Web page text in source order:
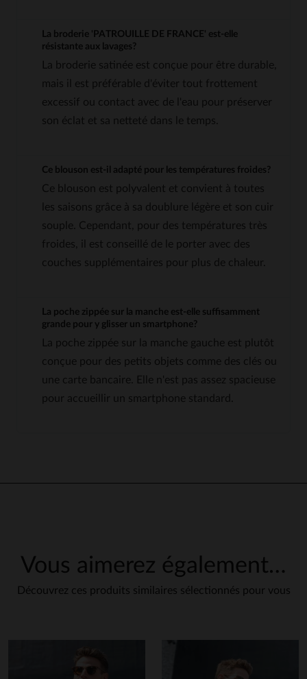
La broderie 'PATROUILLE DE FRANCE' est-elle
résistante aux lavages?
La broderie satinée est conçue pour être durable,
mais il est préférable d'éviter tout frottement
excessif ou contact avec de l'eau pour préserver
son éclat et sa netteté dans le temps.
Ce blouson est-il adapté pour les températures froides?
Ce blouson est polyvalent et convient à toutes
les saisons grâce à sa doublure légère et son cuir
souple. Cependant, pour des températures très
froides, il est conseillé de le porter avec des
couches supplémentaires pour plus de chaleur.
La poche zippée sur la manche est-elle suffisamment
grande pour y glisser un smartphone?
La poche zippée sur la manche gauche est plutôt
conçue pour des petits objets comme des clés ou
une carte bancaire. Elle n'est pas assez spacieuse
pour accueillir un smartphone standard.
Vous aimerez également…
Découvrez ces produits similaires sélectionnés pour vous